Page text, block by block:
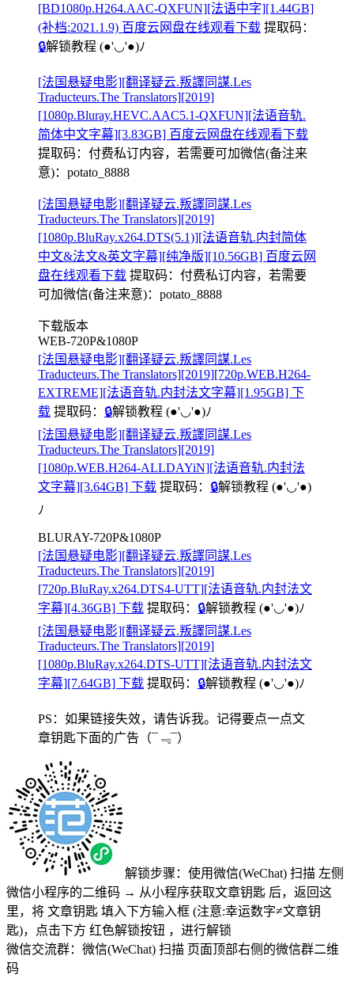
[BD1080p.H264.AAC-QXFUN][法语中字][1.44GB]
(补档:2021.1.9) 百度云网盘在线观看下载 提取码：
🔒解锁教程 (●'◡'●)ﾉ
[法国悬疑电影][翻译疑云.叛譯同謀.Les
Traducteurs.The Translators][2019]
[1080p.Bluray.HEVC.AAC5.1-QXFUN][法语音轨.
简体中文字幕][3.83GB] 百度云网盘在线观看下载
提取码： 付费私订内容，若需要可加微信(备注来
意)：potato_8888
[法国悬疑电影][翻译疑云.叛譯同謀.Les
Traducteurs.The Translators][2019]
[1080p.BluRay.x264.DTS(5.1)][法语音轨.内封简体
中文&法文&英文字幕][纯净版][10.56GB] 百度云网
盘在线观看下载 提取码： 付费私订内容，若需要
可加微信(备注来意)：potato_8888
下载版本
WEB-720P&1080P
[法国悬疑电影][翻译疑云.叛譯同謀.Les
Traducteurs.The Translators][2019][720p.WEB.H264-
EXTREME][法语音轨.内封法文字幕][1.95GB] 下
载 提取码： 🔒解锁教程 (●'◡'●)ﾉ
[法国悬疑电影][翻译疑云.叛譯同謀.Les
Traducteurs.The Translators][2019]
[1080p.WEB.H264-ALLDAYiN][法语音轨.内封法
文字幕][3.64GB] 下载 提取码： 🔒解锁教程 (●'◡'●)
ﾉ
BLURAY-720P&1080P
[法国悬疑电影][翻译疑云.叛譯同謀.Les
Traducteurs.The Translators][2019]
[720p.BluRay.x264.DTS4-UTT][法语音轨.内封法文
字幕][4.36GB] 下载 提取码： 🔒解锁教程 (●'◡'●)ﾉ
[法国悬疑电影][翻译疑云.叛譯同謀.Les
Traducteurs.The Translators][2019]
[1080p.BluRay.x264.DTS-UTT][法语音轨.内封法文
字幕][7.64GB] 下载 提取码： 🔒解锁教程 (●'◡'●)ﾉ
PS：如果链接失效，请告诉我。记得要点一点文
章钥匙下面的广告 （¯﹃¯）
解锁步骤：使用微信(WeChat) 扫描 左侧
微信小程序的二维码 → 从小程序获取文章钥匙 后，返回这
里，将 文章钥匙 填入下方输入框 (注意:幸运数字≠文章钥
匙)，点击下方 红色解锁按钮 ，进行解锁
微信交流群：微信(WeChat) 扫描 页面顶部右侧的微信群二维
码